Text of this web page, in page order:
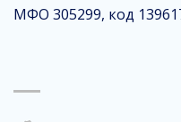
МФО 305299, код